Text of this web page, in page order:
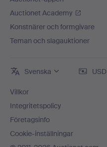
Auctionet Academy
Konstnärer och formgivare
Teman och slagauktioner
Svenska USD
Villkor
Integritetspolicy
Företagsinfo
Cookie-inställningar